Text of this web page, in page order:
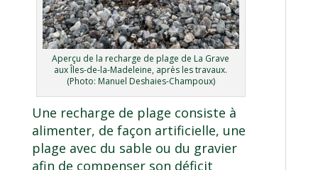
Aperçu de la recharge de plage de La Grave
aux Îles-de-la-Madeleine, après les travaux.
(Photo: Manuel Deshaies-Champoux)
Une recharge de plage consiste à
alimenter, de façon artificielle, une
plage avec du sable ou du gravier
afin de compenser son déficit